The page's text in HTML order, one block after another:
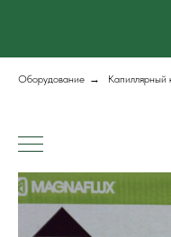
Оборудование → Капиллярный